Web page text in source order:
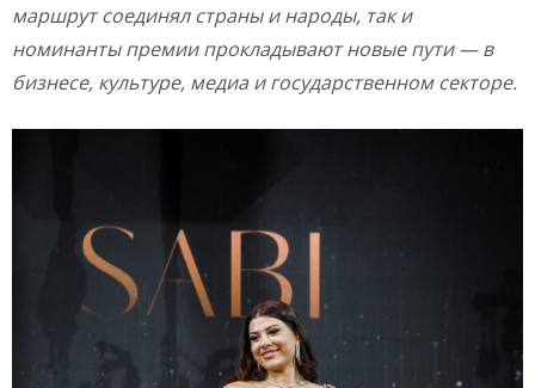
маршрут соединял страны и народы, так и
номинанты премии прокладывают новые пути — в
бизнесе, культуре, медиа и государственном секторе.